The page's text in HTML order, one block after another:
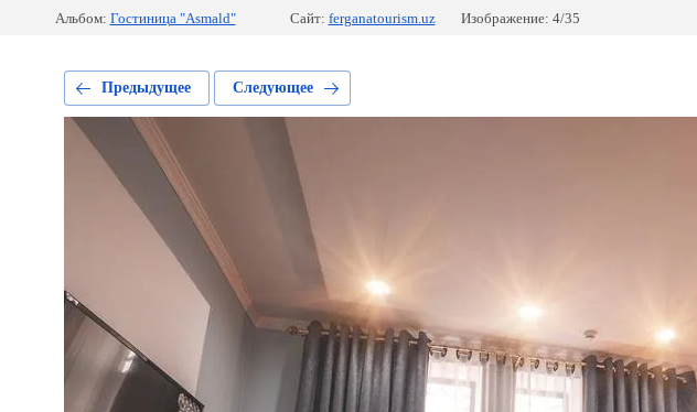
Альбом: Гостиница "Asmald" Сайт: ferganatourism.uz Изображение: 4/35
Предыдущее Следующее